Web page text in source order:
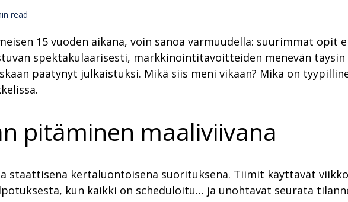
read
15 vuoden aikana, voin sanoa varmuudella: suurimmat opit
spektakulaarisesti, markkinointitavoitteiden menevän
päätynyt julkaistuksi. Mikä siis meni vikaan? Mikä on
pitäminen maaliviivana
staattisena kertaluontoisena suorituksena. Tiimit käyttävät
kun kaikki on scheduloitu… ja unohtavat seurata